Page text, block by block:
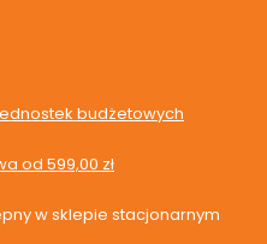
budżetowych
od 599,00 zł
w sklepie stacjonarnym